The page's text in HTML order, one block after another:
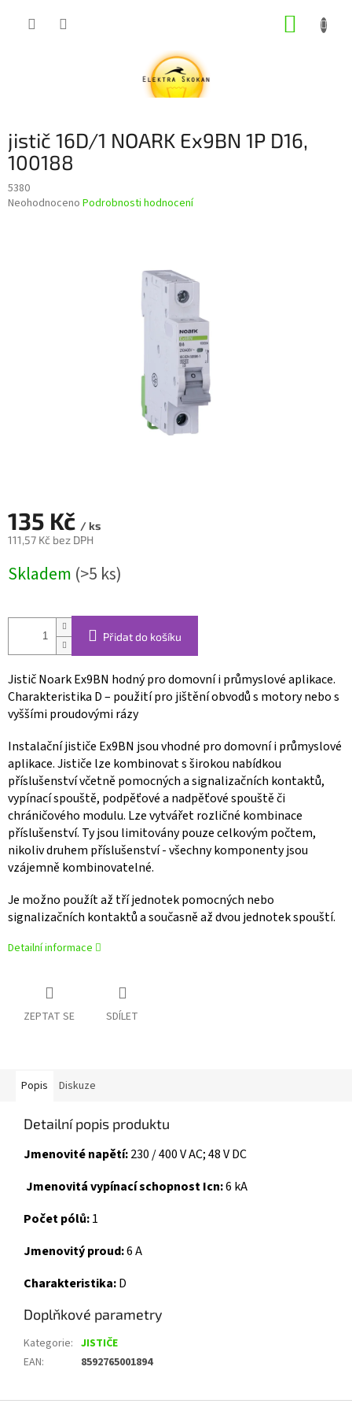
jistič 16D/1 NOARK Ex9BN 1P D16,
100188
5380
Průměrné
Neohodnoceno Podrobnosti hodnocení
135 Kč / ks
111,57 Kč bez DPH
cena:
Skladem (>5 ks)
Přidat do košíku
Jistič Noark Ex9BN hodný pro domovní i průmyslové aplikace.
Charakteristika D – použití pro jištění obvodů s motory nebo s
vyššími proudovými rázy
Instalační jističe Ex9BN jsou vhodné pro domovní i průmyslové
aplikace. Jističe lze kombinovat s širokou nabídkou
příslušenství včetně pomocných a signalizačních kontaktů,
vypínací spouště, podpěťové a nadpěťové spouště či
chráničového modulu. Lze vytvářet rozličné kombinace
příslušenství. Ty jsou limitovány pouze celkovým počtem,
nikoliv druhem příslušenství - všechny komponenty jsou
vzájemně kombinovatelné.
Je možno použít až tří jednotek pomocných nebo
signalizačních kontaktů a současně až dvou jednotek spouští.
Detailní informace
ZEPTAT SE SDÍLET
Popis Diskuze
Detailní popis produktu
Jmenovité napětí:230 / 400 V AC; 48 V DC
Jmenovitá vypínací schopnost Icn:6 kA
Počet pólů:1
Jmenovitý proud:6 A
Charakteristika:D
Doplňkové parametry
Kategorie: JISTIČE
EAN: 8592765001894